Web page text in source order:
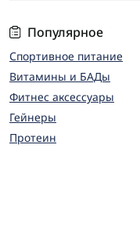
Популярное
Спортивное питание
Витамины и БАДы
Фитнес аксессуары
Гейнеры
Протеин